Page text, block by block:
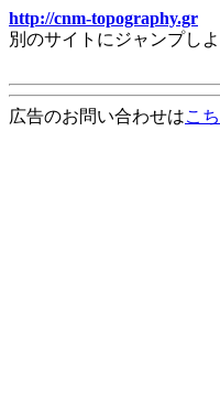
http://cnm-topography.gr
別のサイトにジャンプし
広告のお問い合わせはこ